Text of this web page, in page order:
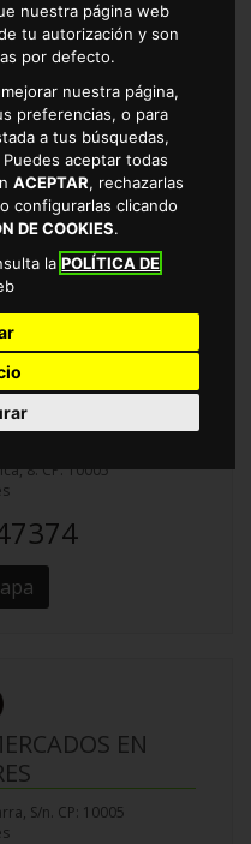
nuestra página web
tu autorización y son
por defecto.
nuestra página,
preferencias, o para
a tus búsquedas,
aceptar todas
ACEPTAR, rechazarlas
o configurarlas clicando
DE COOKIES.
laPOLÍTICA DE
EN
25. CP: 10004
EN
8. CP: 10005
EN
S/n. CP: 10005